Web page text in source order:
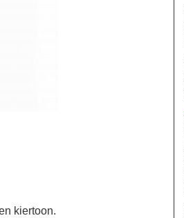
kiertoon.